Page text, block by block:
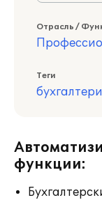
Отрасль /
Теги
функции: